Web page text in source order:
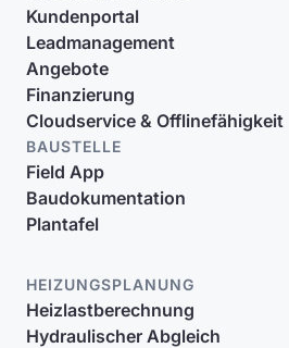
Kundenportal
Leadmanagement
Angebote
Finanzierung
Cloudservice & Offlinefähigkeit
BAUSTELLE
Field App
Baudokumentation
Plantafel
HEIZUNGSPLANUNG
Heizlastberechnung
Hydraulischer Abgleich